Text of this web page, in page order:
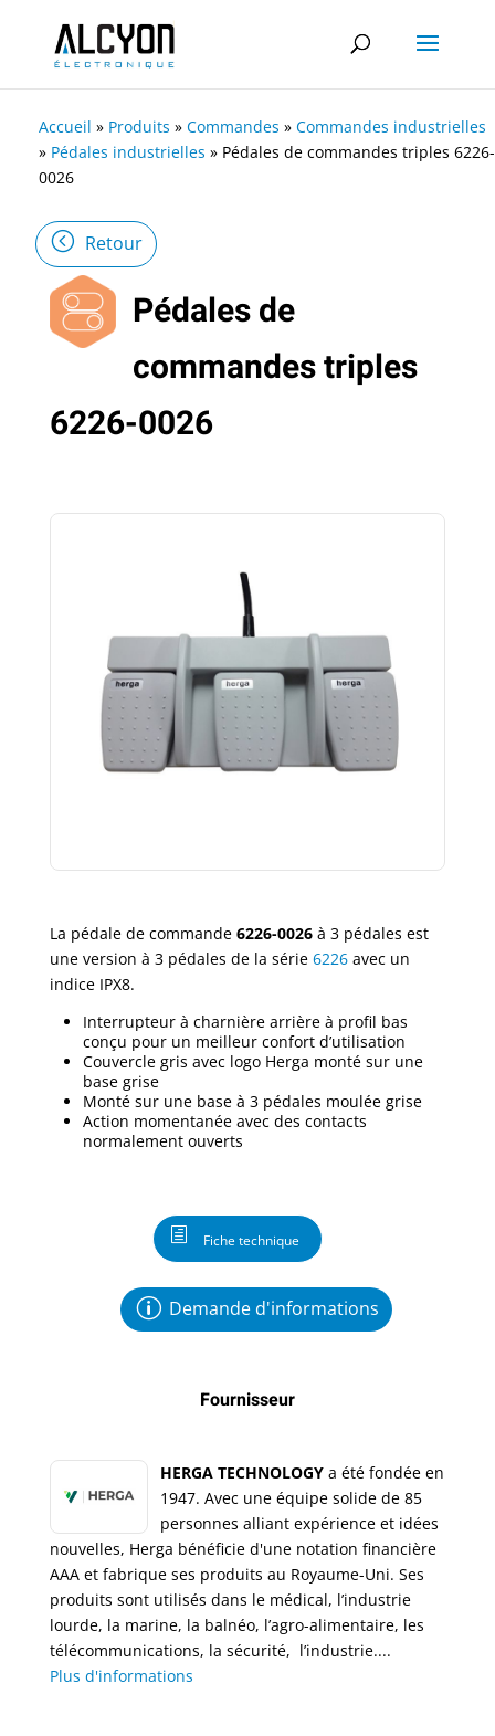
Accueil » Produits » Commandes » Commandes industrielles
» Pédales industrielles » Pédales de commandes triples 6226-
0026
Retour
Pédales de
commandes triples
6226-0026
La pédale de commande 6226-0026à 3 pédales est
une version à 3 pédales de la série 6226avec un
indice IPX8.
Interrupteur à charnière arrière à profil bas
conçu pour un meilleur confort d’utilisation
Couvercle gris avec logo Herga monté sur une
base grise
Monté sur une base à 3 pédales moulée grise
Action momentanée avec des contacts
normalement ouverts
Fiche technique
Demande d'informations
Fournisseur
HERGA TECHNOLOGY a été fondée en
1947. Avec une équipe solide de 85
personnes alliant expérience et idées
nouvelles, Herga bénéficie d'une notation financière
AAA et fabrique ses produits au Royaume-Uni. Ses
produits sont utilisés dans le médical, l’industrie
lourde, la marine, la balnéo, l’agro-alimentaire, les
télécommunications, la sécurité, l’industrie....
Plus d'informations